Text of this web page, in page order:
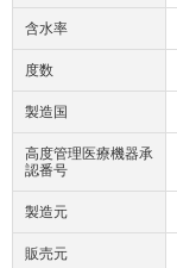
含水率
度数
製造国
高度管理医療機器承
認番号
製造元
販売元